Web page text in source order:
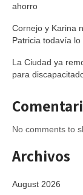
ahorro
Cornejo y Karina
Patricia todavía lo
La Ciudad ya
para
No comments to
Archivos
August 2026